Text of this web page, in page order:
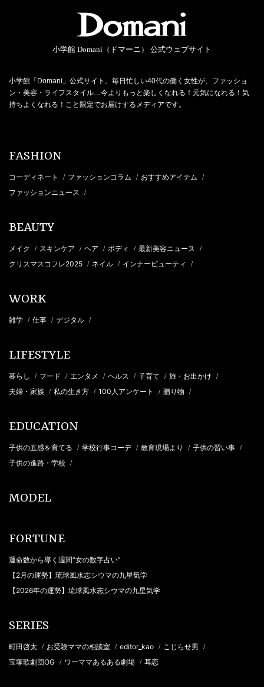
小学館 Domani（ドマーニ） 公式ウェブサイト
小学館「Domani」公式サイト。毎日忙しい40代の働く女性が、ファッショ
ン・美容・ライフスタイル…今よりもっと楽しくなれる！元気になれる！気
持ちよくなれる！こと限定でお届けするメディアです。
FASHION
コーディネート / ファッションコラム / おすすめアイテム /
ファッションニュース /
BEAUTY
メイク / スキンケア / ヘア / ボディ / 最新美容ニュース /
クリスマスコフレ2025 / ネイル / インナービューティ /
WORK
雑学 / 仕事 / デジタル /
LIFESTYLE
暮らし / フード / エンタメ / ヘルス / 子育て / 旅・お出かけ /
夫婦・家族 / 私の生き方 / 100人アンケート / 贈り物 /
EDUCATION
子供の五感を育てる / 学校行事コーデ / 教育現場より / 子供の習い事 /
子供の進路・学校 /
MODEL
FORTUNE
運命数から導く週間“女の数字占い”
【2月の運勢】琉球風水志シウマの九星気学
【2026年の運勢】琉球風水志シウマの九星気学
SERIES
町田啓太 / お受験ママの相談室 / editor_kao / こじらせ男 /
宝塚歌劇団OG / ワーママあるある劇場 / 耳恋